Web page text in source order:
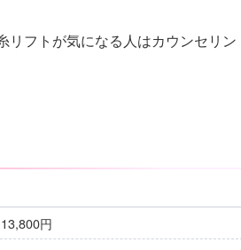
リフトが気になる人はカウンセリン
13,800円